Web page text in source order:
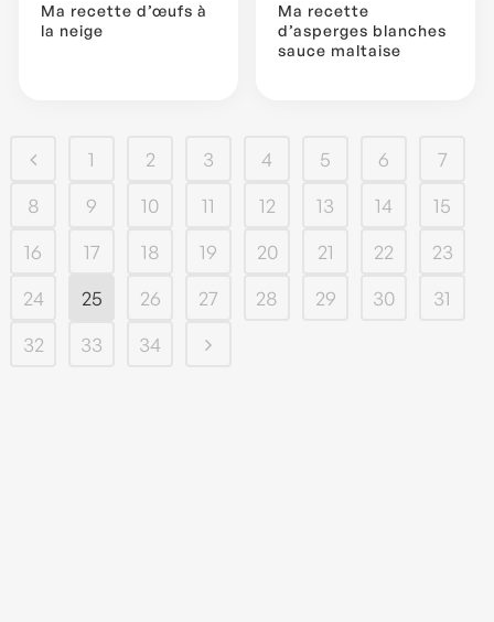
Ma recette d’œufs à
la neige
Ma recette
d’asperges blanches
sauce maltaise
1 2 3 4 5 6
7
8
9 10 11 12 13 14
15
16
17 18 19 20 21 22
23
24
25 26 27 28 29 30
31
32
33 34